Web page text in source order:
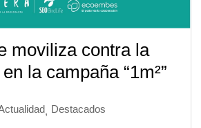
moviliza contra la
la campaña “1m²”
, Destacados